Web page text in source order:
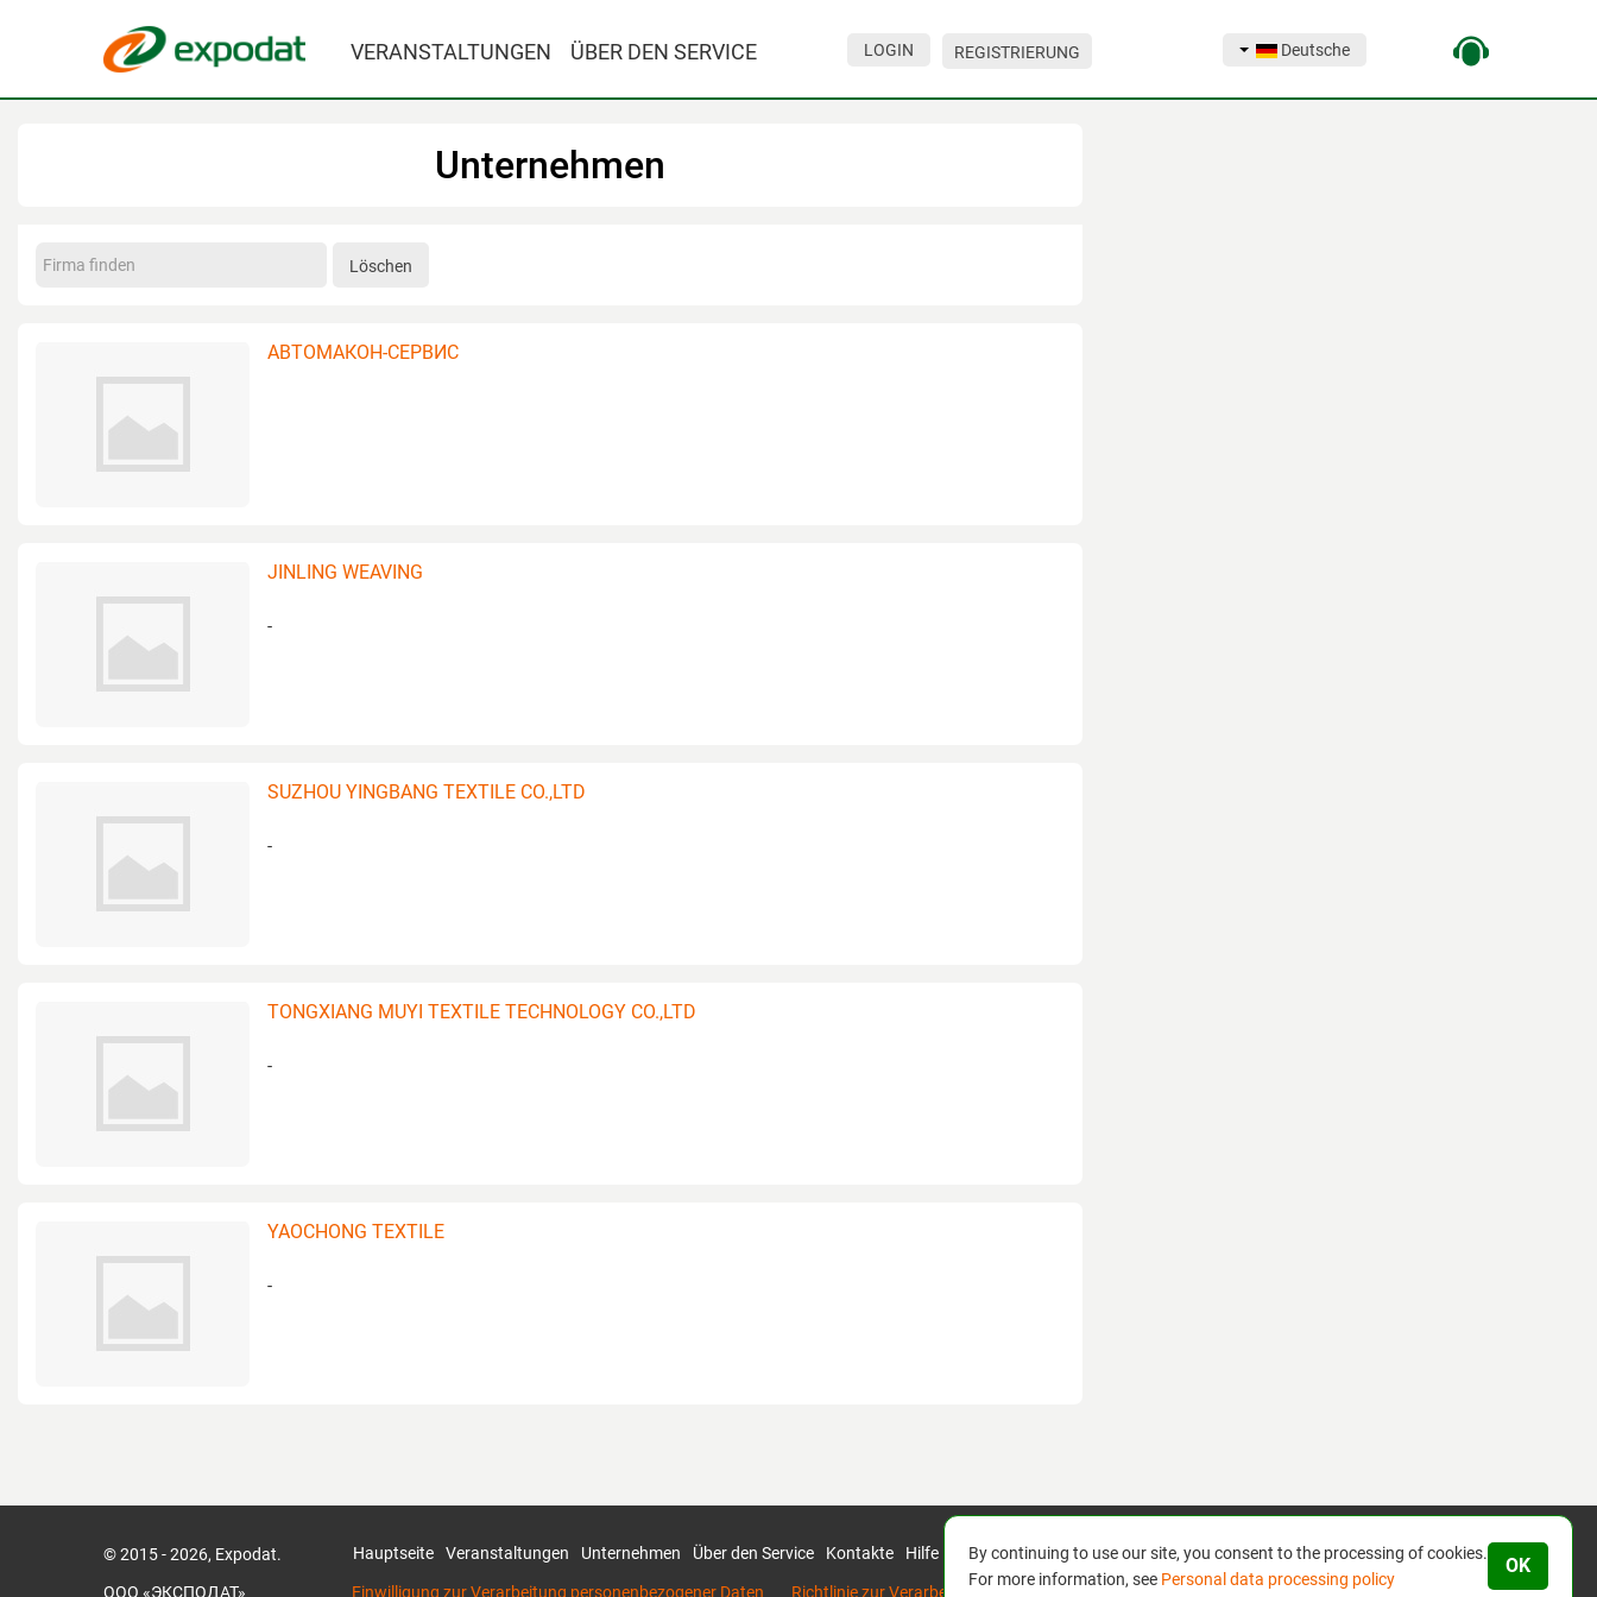
VERANSTALTUNGEN ÜBER DEN SERVICE LOGIN REGISTRIERUNG Deutsche
Unternehmen
Löschen
АВТОМАКОН-СЕРВИС
JINLING WEAVING
-
SUZHOU YINGBANG TEXTILE CO.,LTD
-
TONGXIANG MUYI TEXTILE TECHNOLOGY CO.,LTD
-
YAOCHONG TEXTILE
-
© 2015 - 2026, Expodat.
ООО «ЭКСПОДАТ»
Hauptseite Veranstaltungen Unternehmen Über den Service Kontakte Hilfe
Einwilligung zur Verarbeitung personenbezogener Daten Richtlinie zur Verarbeitung personenbezogener Daten
By continuing to use our site, you consent to the processing of cookies.
For more information, see Personal data processing policy
OK